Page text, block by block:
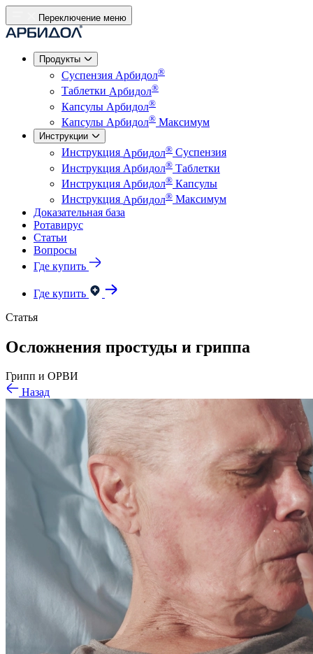
Переключение меню
Продукты
Суспензия Арбидол®
Таблетки Арбидол®
Капсулы Арбидол®
Капсулы Арбидол® Максимум
Инструкции
Инструкция Арбидол® Суспензия
Инструкция Арбидол® Таблетки
Инструкция Арбидол® Капсулы
Инструкция Арбидол® Максимум
Доказательная база
Ротавирус
Статьи
Вопросы
Где купить
Где купить
Статья
Осложнения простуды и гриппа
Грипп и ОРВИ
Назад